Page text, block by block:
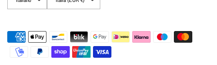
paese/area
paese/area